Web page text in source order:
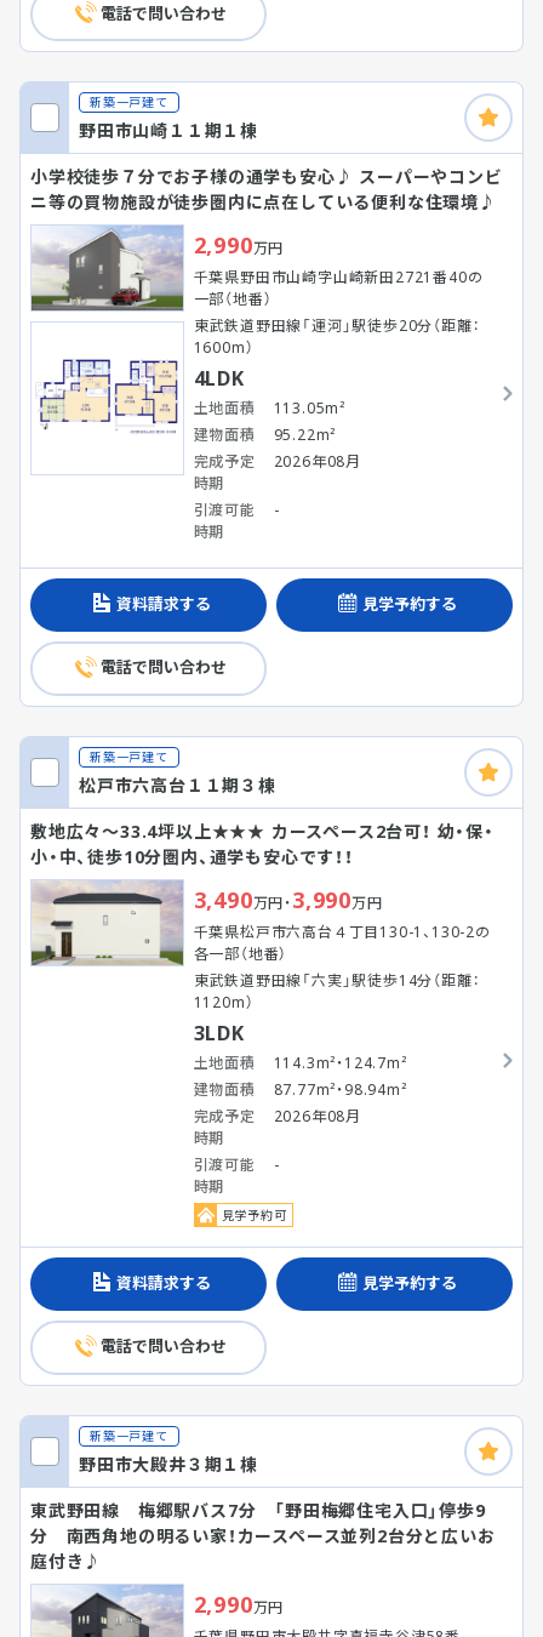
電話で問い合わせ
新築一戸建て
野田市山崎１１期１棟
小学校徒歩７分でお子様の通学も安心♪ スーパーやコンビ
ニ等の買物施設が徒歩圏内に点在している便利な住環境♪
2,990万円
千葉県野田市山崎字山崎新田2721番40の
一部（地番）
東武鉄道野田線「運河」駅徒歩20分（距離：
1600m）
4LDK
土地面積
113.05m²
建物面積
95.22m²
完成予定
時期
2026年08月
引渡可能
時期
-
資料請求する 見学予約する
電話で問い合わせ
新築一戸建て
松戸市六高台１１期３棟
敷地広々～33.4坪以上★★★ カースペース2台可！ 幼・保・
小・中、徒歩10分圏内、通学も安心です！！
3,490万円・3,990万円
千葉県松戸市六高台４丁目130-1、130-2の
各一部（地番）
東武鉄道野田線「六実」駅徒歩14分（距離：
1120m）
3LDK
土地面積
114.3m²・124.7m²
建物面積
87.77m²・98.94m²
完成予定
時期
2026年08月
引渡可能
時期
-
見学予約可
資料請求する 見学予約する
電話で問い合わせ
新築一戸建て
野田市大殿井３期１棟
東武野田線 梅郷駅バス7分 「野田梅郷住宅入口」停歩9
分 南西角地の明るい家！カースペース並列2台分と広いお
庭付き♪
2,990万円